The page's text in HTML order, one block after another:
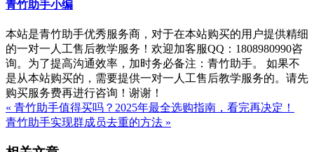
青竹助手小编
本站是青竹助手优秀服务商，对于在本站购买的用户提供精细
的一对一人工售后教学服务！欢迎加客服QQ：1808980990咨
询。为了提高沟通效率，加时务必备注：青竹助手。 如果不
是从本站购买的，需要提供一对一人工售后教学服务的。请先
购买服务费再进行咨询！谢谢！
« 青竹助手值得买吗？2025年最全选购指南，看完再决定！
青竹助手实现群成员去重的方法 »